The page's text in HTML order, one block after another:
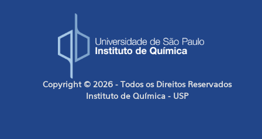
Copyright © 2026 - Todos os Direitos Reservados
Instituto de Química - USP